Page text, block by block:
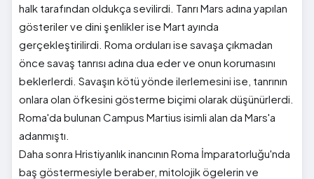
halk tarafından oldukça sevilirdi. Tanrı Mars adına yapılan
gösteriler ve dini şenlikler ise Mart ayında
gerçekleştirilirdi. Roma orduları ise savaşa çıkmadan
önce savaş tanrısı adına dua eder ve onun korumasını
beklerlerdi. Savaşın kötü yönde ilerlemesini ise, tanrının
onlara olan öfkesini gösterme biçimi olarak düşünürlerdi.
Roma'da bulunan Campus Martius isimli alan da Mars'a
adanmıştı.
Daha sonra Hristiyanlık inancının Roma İmparatorluğu'nda
baş göstermesiyle beraber, mitolojik ögelerin ve